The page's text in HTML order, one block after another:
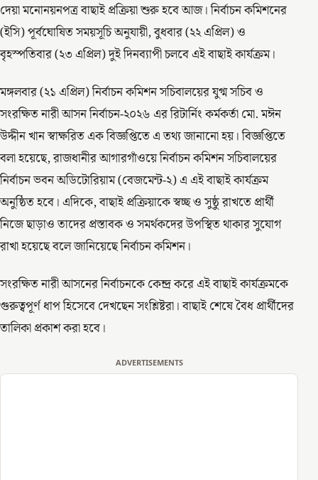
দেয়া মনোনয়নপত্র বাছাই প্রক্রিয়া শুরু হবে আজ। নির্বাচন কমিশনের
(ইসি) পূর্বঘোষিত সময়সূচি অনুযায়ী, বুধবার (২২ এপ্রিল) ও
বৃহস্পতিবার (২৩ এপ্রিল) দুই দিনব্যাপী চলবে এই বাছাই কার্যক্রম।
মঙ্গলবার (২১ এপ্রিল) নির্বাচন কমিশন সচিবালয়ের যুগ্ম সচিব ও
সংরক্ষিত নারী আসন নির্বাচন-২০২৬ এর রিটার্নিং কর্মকর্তা মো. মঈন
উদ্দীন খান স্বাক্ষরিত এক বিজ্ঞপ্তিতে এ তথ্য জানানো হয়। বিজ্ঞপ্তিতে
বলা হয়েছে, রাজধানীর আগারগাঁওয়ে নির্বাচন কমিশন সচিবালয়ের
নির্বাচন ভবন অডিটোরিয়াম (বেজমেন্ট-২) এ এই বাছাই কার্যক্রম
অনুষ্ঠিত হবে। এদিকে, বাছাই প্রক্রিয়াকে স্বচ্ছ ও সুষ্ঠু রাখতে প্রার্থী
নিজে ছাড়াও তাদের প্রস্তাবক ও সমর্থকদের উপস্থিত থাকার সুযোগ
রাখা হয়েছে বলে জানিয়েছে নির্বাচন কমিশন।
সংরক্ষিত নারী আসনের নির্বাচনকে কেন্দ্র করে এই বাছাই কার্যক্রমকে
গুরুত্বপূর্ণ ধাপ হিসেবে দেখছেন সংশ্লিষ্টরা। বাছাই শেষে বৈধ প্রার্থীদের
তালিকা প্রকাশ করা হবে।
ADVERTISEMENTS